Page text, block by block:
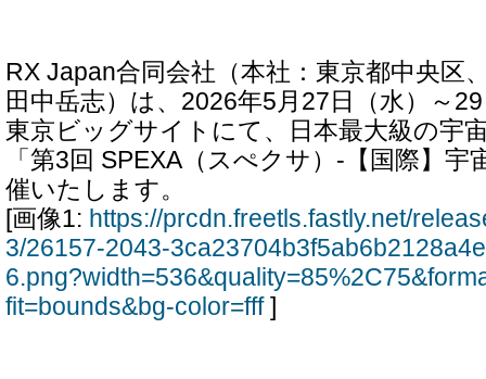
RX Japan合同会社（本社：東京都中央区
田中岳志）は、2026年5月27日（水）～
東京ビッグサイトにて、日本最大級の宇
「第3回 SPEXA（スぺクサ）-【国際】
催いたします。
[画像1: https://prcdn.freetls.fastly.net/
3/26157-2043-
fit=bounds&bg-color=fff]